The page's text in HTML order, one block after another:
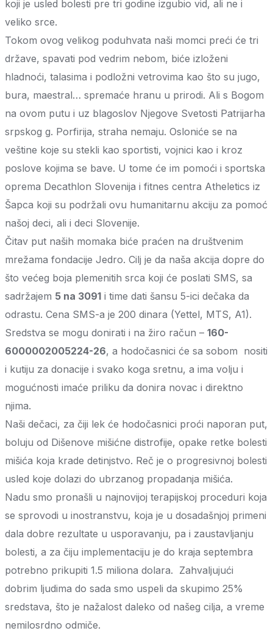
koji je usled bolesti pre tri godine izgubio vid, ali ne i
veliko srce.
Tokom ovog velikog poduhvata naši momci preći će tri
države, spavati pod vedrim nebom, biće izloženi
hladnoći, talasima i podložni vetrovima kao što su jugo,
bura, maestral… spremaće hranu u prirodi. Ali s Bogom
na ovom putu i uz blagoslov Njegove Svetosti Patrijarha
srpskog g. Porfirija, straha nemaju. Osloniće se na
veštine koje su stekli kao sportisti, vojnici kao i kroz
poslove kojima se bave. U tome će im pomoći i sportska
oprema Decathlon Slovenija i fitnes centra Atheletics iz
Šapca koji su podržali ovu humanitarnu akciju za pomoć
našoj deci, ali i deci Slovenije.
Čitav put naših momaka biće praćen na društvenim
mrežama fondacije Jedro. Cilj je da naša akcija dopre do
što većeg boja plemenitih srca koji će poslati SMS, sa
sadržajem 5 na 3091 i time dati šansu 5-ici dečaka da
odrastu. Cena SMS-a je 200 dinara (Yettel, MTS, A1).
Sredstva se mogu donirati i na žiro račun – 160-
6000002005224-26, a hodočasnici će sa sobom nositi
i kutiju za donacije i svako koga sretnu, a ima volju i
mogućnosti imaće priliku da donira novac i direktno
njima.
Naši dečaci, za čiji lek će hodočasnici proći naporan put,
boluju od Dišenove mišićne distrofije, opake retke bolesti
mišića koja krade detinjstvo. Reč je o progresivnoj bolesti
usled koje dolazi do ubrzanog propadanja mišića.
Nadu smo pronašli u najnovijoj terapijskoj proceduri koja
se sprovodi u inostranstvu, koja je u dosadašnjoj primeni
dala dobre rezultate u usporavanju, pa i zaustavljanju
bolesti, a za čiju implementaciju je do kraja septembra
potrebno prikupiti 1.5 miliona dolara. Zahvaljujući
dobrim ljudima do sada smo uspeli da skupimo 25%
sredstava, što je nažalost daleko od našeg cilja, a vreme
nemilosrdno odmiče.